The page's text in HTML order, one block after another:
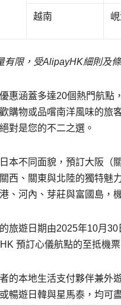
越南
有限，受AlipayHK細則及
惠涵蓋多達20個熱門航點
購物或品嚐南洋風味的旅
對是您的不二之選。
本不同面貌，預訂大阪（
西、關東與北陸的獨特魅
、河內、芽莊與富國島，
旅遊日期由2025年10月
預訂心儀航點的至抵機
的本地生活支付夥伴兼外
暢遊日韓與星馬泰，均可